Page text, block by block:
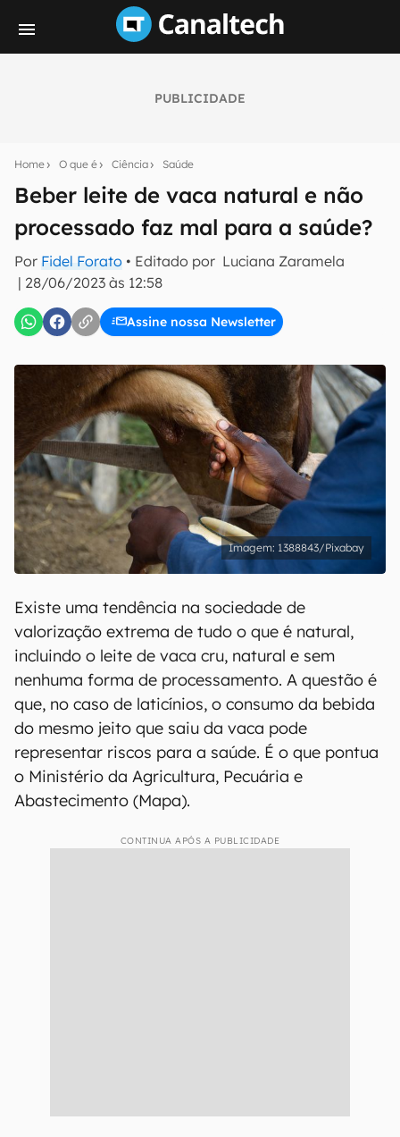
PUBLICIDADE
Home O que é Ciência Saúde
Beber leite de vaca natural e não
processado faz mal para a saúde?
Por Fidel Forato • Editado por Luciana Zaramela
| 28/06/2023 às 12:58
Assine nossa Newsletter
notícias e reviews sobre tecnologia em primeira
mão.
E-mail
Uso e Política de Privacidade do Canaltech.
1388843/Pixabay
Existe uma tendência na sociedade de
valorização extrema de tudo o que é natural,
incluindo o leite de vaca cru, natural e sem
nenhuma forma de processamento. A questão é
que, no caso de laticínios, o consumo da bebida
do mesmo jeito que saiu da vaca pode
representar riscos para a saúde. É o que pontua
o Ministério da Agricultura, Pecuária e
Abastecimento (Mapa).
CONTINUA APÓS A PUBLICIDADE